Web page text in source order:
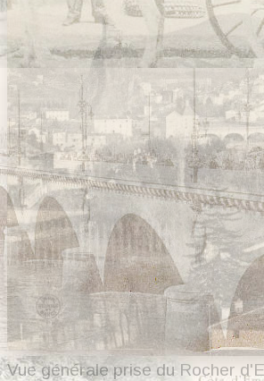
Vue générale prise du Rocher